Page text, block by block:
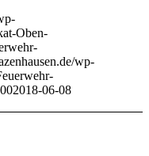
Oben-
wp-
2018-06-08